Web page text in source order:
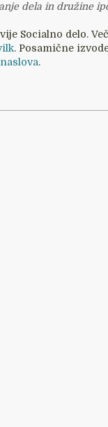
dela in družine
Socialno delo.
. Posamične
.